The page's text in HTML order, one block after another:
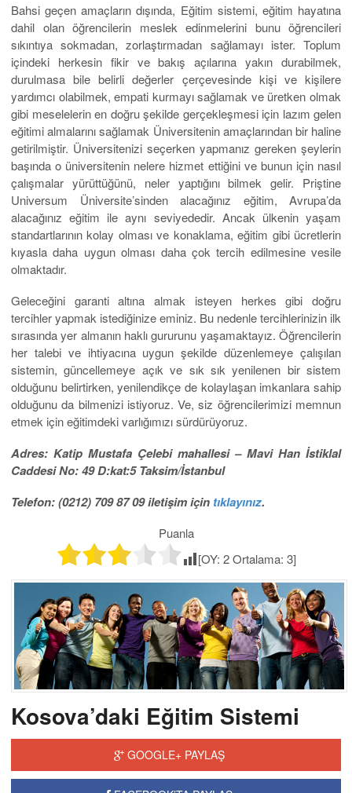
Bahsi geçen amaçların dışında, Eğitim sistemi, eğitim hayatına
dahil olan öğrencilerin meslek edinmelerini bunu öğrencileri
sıkıntıya sokmadan, zorlaştırmadan sağlamayı ister. Toplum
içindeki herkesin fikir ve bakış açılarına yakın durabilmek,
durulmasa bile belirli değerler çerçevesinde kişi ve kişilere
yardımcı olabilmek, empati kurmayı sağlamak ve üretken olmak
gibi meselelerin en doğru şekilde gerçekleşmesi için lazım gelen
eğitimi almalarını sağlamak Üniversitenin amaçlarından bir haline
getirilmiştir. Üniversitenizi seçerken yapmanız gereken şeylerin
başında o üniversitenin nelere hizmet ettiğini ve bunun için nasıl
çalışmalar yürüttüğünü, neler yaptığını bilmek gelir. Priştine
Universum Üniversite’sinden alacağınız eğitim, Avrupa’da
alacağınız eğitim ile aynı seviyededir. Ancak ülkenin yaşam
standartlarının kolay olması ve konaklama, eğitim gibi ücretlerin
kıyasla daha uygun olması daha çok tercih edilmesine vesile
olmaktadır.
Geleceğini garanti altına almak isteyen herkes gibi doğru
tercihler yapmak istediğinize eminiz. Bu nedenle tercihlerinizin ilk
sırasında yer almanın haklı gururunu yaşamaktayız. Öğrencilerin
her talebi ve ihtiyacına uygun şekilde düzenlemeye çalışılan
sistemin, güncellemeye açık ve sık sık yenilenen bir sistem
olduğunu belirtirken, yenilendikçe de kolaylaşan imkanlara sahip
olduğunu da bilmenizi istiyoruz. Ve, siz öğrencilerimizi memnun
etmek için eğitimdeki varlığımızı sürdürüyoruz.
Adres: Katip Mustafa Çelebi mahallesi – Mavi Han İstiklal
Caddesi No: 49 D:kat:5 Taksim/İstanbul
Telefon: (0212) 709 87 09 iletişim için tıklayınız.
Puanla
[OY: 2Ortalama: 3]
Kosova’daki Eğitim Sistemi
GOOGLE+ PAYLAŞ